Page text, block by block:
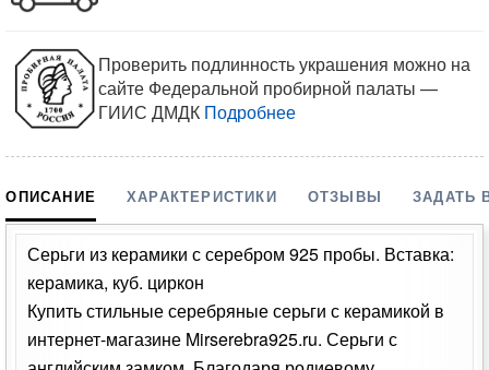
Проверить подлинность украшения можно на
сайте Федеральной пробирной палаты —
ГИИС ДМДК Подробнее
ОПИСАНИЕ ХАРАКТЕРИСТИКИ ОТЗЫВЫ ЗАДАТЬ
Серьги из керамики с серебром 925 пробы. Вставка:
керамика, куб. циркон
Купить стильные серебряные серьги с керамикой в
интернет-магазине Mirserebra925.ru. Серьги с